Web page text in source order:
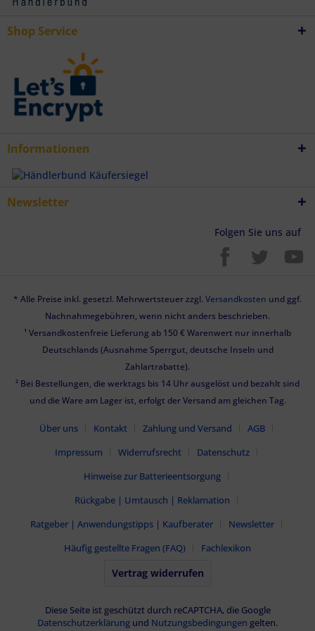
Shop Service
Informationen
Newsletter
Folgen Sie uns auf
* Alle Preise inkl. gesetzl. Mehrwertsteuer zzgl. Versandkosten und ggf.
Nachnahmegebühren, wenn nicht anders beschrieben.
¹ Versandkostenfreie Lieferung ab 150 € Warenwert nur innerhalb
Deutschlands (Ausnahme Sperrgut, deutsche Inseln und
Zahlartrabatte).
² Bei Bestellungen, die werktags bis 14 Uhr ausgelöst und bezahlt sind
und die Ware am Lager ist, erfolgt der Versand am gleichen Tag.
Über uns Kontakt Zahlung und Versand
AGB
Impressum
Widerrufsrecht
Datenschutz
Hinweise zur Batterieentsorgung
Rückgabe | Umtausch | Reklamation
Ratgeber | Anwendungstipps | Kaufberater
Newsletter
Häufig gestellte Fragen (FAQ)
Fachlexikon
Vertrag widerrufen
Diese Seite ist geschützt durch reCAPTCHA, die Google
Datenschutzerklärung und Nutzungsbedingungen gelten.
Endgeräteeigenschaften zur Identifikation aktiv abfragen